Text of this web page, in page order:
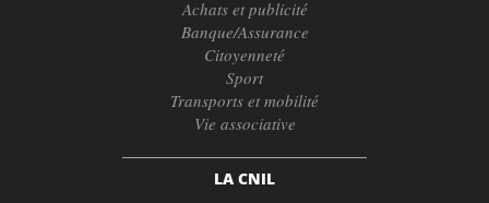
Achats et publicité
Banque/Assurance
Citoyenneté
Sport
Transports et mobilité
Vie associative
LA CNIL